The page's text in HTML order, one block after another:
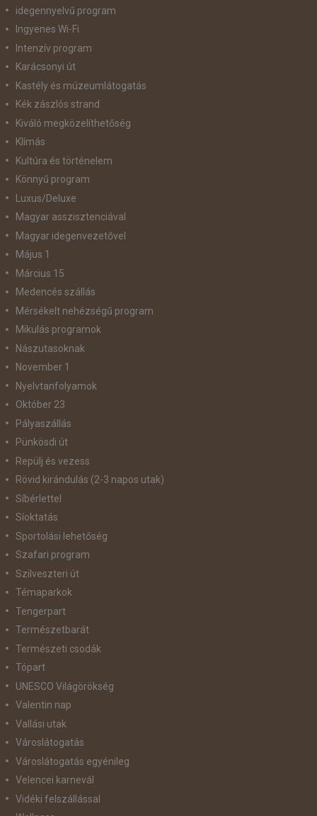
idegennyelvű program
Ingyenes Wi-Fi
Intenzív program
Karácsonyi út
Kastély és múzeumlátogatás
Kék zászlós strand
Kiváló megközelíthetőség
Klímás
Kultúra és történelem
Könnyű program
Luxus/Deluxe
Magyar asszisztenciával
Magyar idegenvezetővel
Május 1
Március 15
Medencés szállás
Mérsékelt nehézségű program
Mikulás programok
Nászutasoknak
November 1
Nyelvtanfolyamok
Október 23
Pályaszállás
Pünkösdi út
Repülj és vezess
Rövid kirándulás (2-3 napos utak)
Síbérlettel
Síoktatás
Sportolási lehetőség
Szafari program
Szilveszteri út
Témaparkok
Tengerpart
Természetbarát
Természeti csodák
Tópart
UNESCO Világörökség
Valentin nap
Vallási utak
Városlátogatás
Városlátogatás egyénileg
Velencei karnevál
Vidéki felszállással